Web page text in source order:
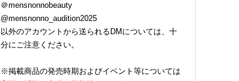
＠mensnonnobeauty
@mensnonno_audition2025
以外のアカウントから送られるDMについては、十
分にご注意ください。
※掲載商品の発売時期およびイベント等については